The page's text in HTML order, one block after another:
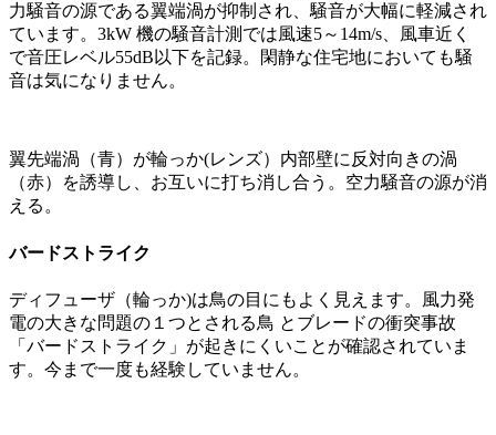
力騒音の源である翼端渦が抑制され、騒音が大幅に軽減され
ています。3kW 機の騒音計測では風速5～14m/s、風車近く
で音圧レベル55dB以下を記録。閑静な住宅地においても騒
音は気になりません。
翼先端渦（青）が輪っか(レンズ）内部壁に反対向きの渦
（赤）を誘導し、お互いに打ち消し合う。空力騒音の源が消
える。
バードストライク
ディフューザ（輪っか)は鳥の目にもよく見えます。風力発
電の大きな問題の１つとされる鳥 とブレードの衝突事故
「バードストライク」が起きにくいことが確認されていま
す。今まで一度も経験していません。